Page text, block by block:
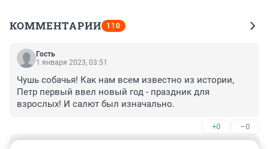
КОММЕНТАРИИ 110
Гость
1 января 2023, 03:51
Чушь собачья! Как нам всем известно из истории,
Петр первый ввел новый год - праздник для
взрослых! И салют был изначально.
+0 –0